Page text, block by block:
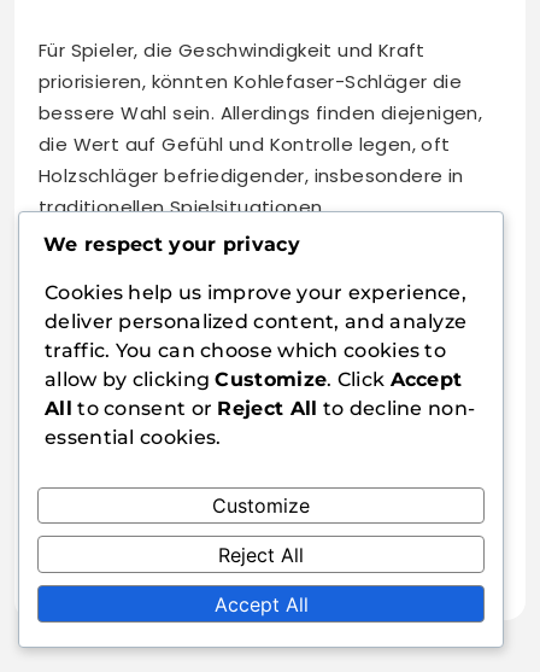
Für Spieler, die Geschwindigkeit und Kraft
priorisieren, könnten Kohlefaser-Schläger die
bessere Wahl sein. Allerdings finden diejenigen,
die Wert auf Gefühl und Kontrolle legen, oft
Holzschläger befriedigender, insbesondere in
traditionellen Spielsituationen.
Verwandte Artikel
Anpassbare Tischtennis-Schläger:
Personalisierte Haptik, Einstellbares Gewicht,
Einzigartige Leistung
Komposite Tischtennisschläger Materialien:
Vielseitigkeit, Leistung, hybride Eigenschaften
Flacher, ausladender Griff
Tischtennisschläger: Stabilität, Komfort,
Verbesserter Griff
We respect your privacy
Cookies help us improve your experience,
deliver personalized content, and analyze
traffic. You can choose which cookies to
allow by clickingCustomize. Click Accept
All to consent or Reject All to decline non-
essential cookies.
Customize
Reject All
Accept All